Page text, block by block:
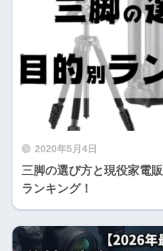
2020年5月4日
三脚の選び方と現役家電
ランキング！